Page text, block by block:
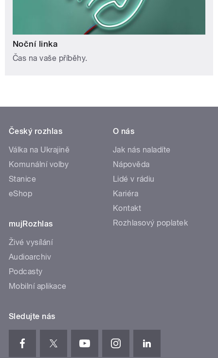
Noční linka
Čas na vaše příběhy.
Český rozhlas
Válka na Ukrajině
Komunální volby
Stanice
eShop
mujRozhlas
Živé vysílání
Audioarchiv
Podcasty
Mobilní aplikace
O nás
Jak nás naladíte
Nápověda
Lidé v rádiu
Kariéra
Kontakt
Rozhlasový poplatek
Sledujte nás